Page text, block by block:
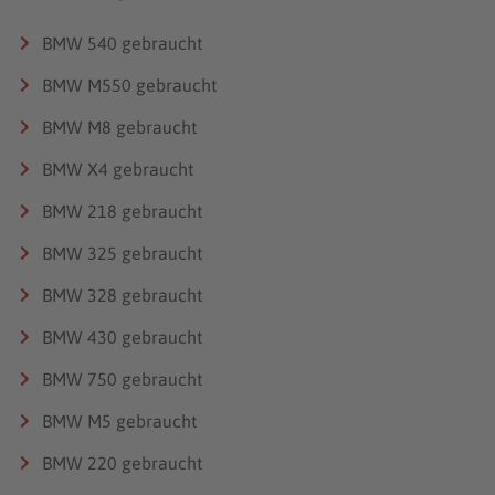
BMW 540 gebraucht
BMW M550 gebraucht
BMW M8 gebraucht
BMW X4 gebraucht
BMW 218 gebraucht
BMW 325 gebraucht
BMW 328 gebraucht
BMW 430 gebraucht
BMW 750 gebraucht
BMW M5 gebraucht
BMW 220 gebraucht